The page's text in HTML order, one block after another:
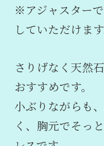
※アジャスター
していただけます
さりげなく天然
おすすめです。
小ぶりながらも
く、胸元でそっ